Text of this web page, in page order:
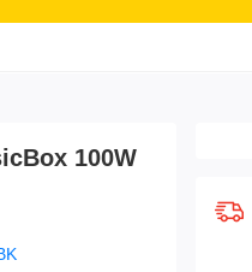
100W